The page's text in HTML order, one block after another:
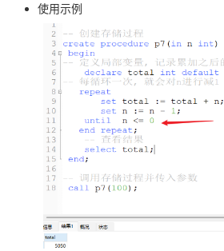
使用示例